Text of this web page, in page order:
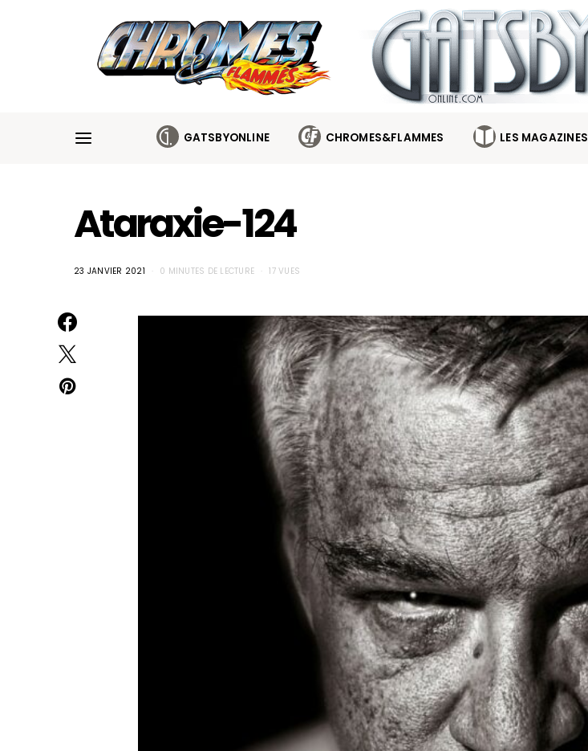
GATSBYONLINE CHROMES&FLAMMES LES MAGAZINES
Ataraxie-124
23 JANVIER 2021 0 MINUTES DE LECTURE 17 VUES